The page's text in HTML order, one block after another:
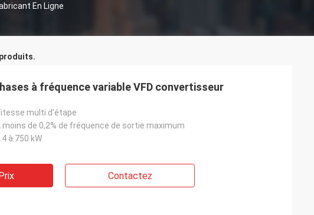
En Ligne
produits.
à fréquence variable VFD convertisseur
multi d'étape
moins de 0,2% de fréquence de sortie maximum
à 750 kW
Contactez